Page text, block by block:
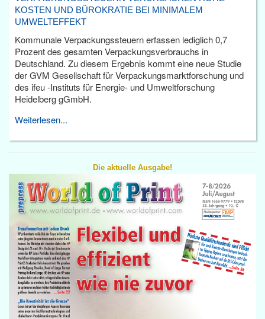
KOSTEN UND BÜROKRATIE BEI MINIMALEM
UMWELTEFFEKT
Kommunale Verpackungssteuern erfassen lediglich 0,7
Prozent des gesamten Verpackungsverbrauchs in
Deutschland. Zu diesem Ergebnis kommt eine neue Studie
der GVM Gesellschaft für Verpackungsmarktforschung und
des ifeu -Instituts für Energie- und Umweltforschung
Heidelberg gGmbH.
Weiterlesen...
Die aktuelle Ausgabe!